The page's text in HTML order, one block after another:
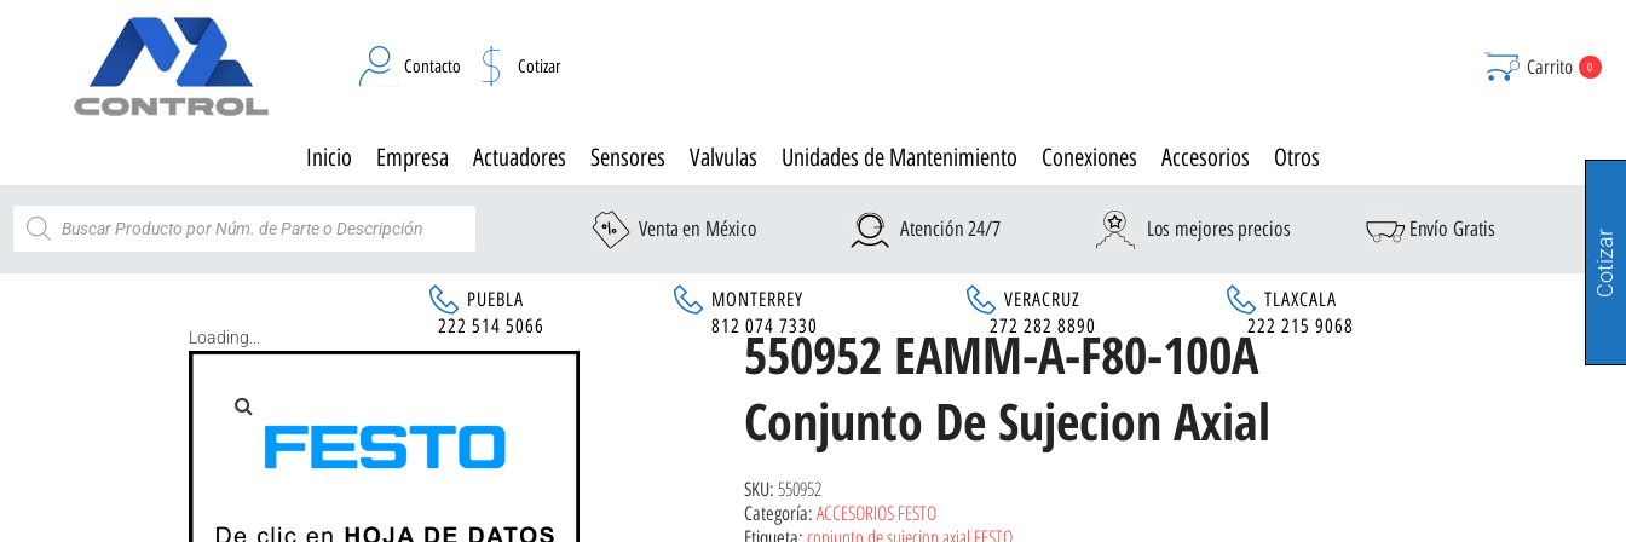
Contacto Cotizar Carrito 0
Inicio Empresa Actuadores Sensores Valvulas Unidades de Mantenimiento Conexiones Accesorios Otros
Venta en México Atención 24/7 Los mejores precios Envío Gratis
PUEBLA MONTERREY VERACRUZ
TLAXCALA
222 514 5066
812 074 7330 272 282 8890 222 215 9068
Loading...
550952 EAMM-A-F80-100A
Conjunto De Sujecion Axial
SKU: 550952
Categoría: ACCESORIOS FESTO
Cotizar